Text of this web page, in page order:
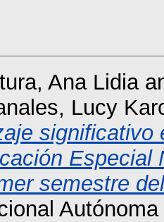
Ana Lidia
Lucy
Especial
semestre